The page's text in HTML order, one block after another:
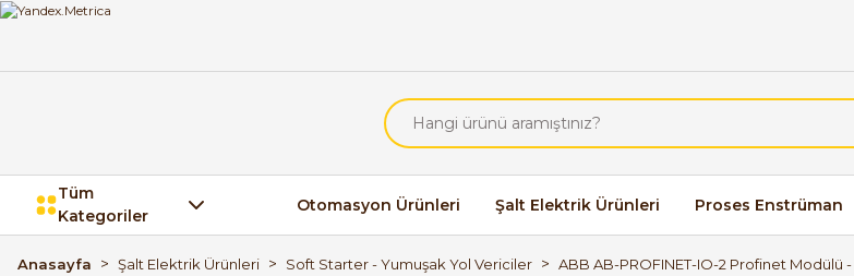
Tüm
Kategoriler
Otomasyon Ürünleri Şalt Elektrik Ürünleri Proses Enstrüman
Anasayfa Şalt Elektrik Ürünleri Soft Starter - Yumuşak Yol Vericiler ABB AB-PROFINET-IO-2 Profinet